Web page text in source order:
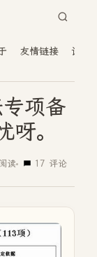
友情链接 读者
项备
。
读 17 评论